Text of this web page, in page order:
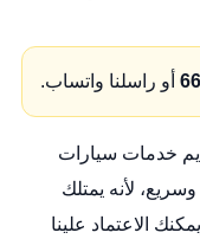
أو راسلنا واتساب.
خدمات سيارات
لأنه يمتلك
الاعتماد علينا